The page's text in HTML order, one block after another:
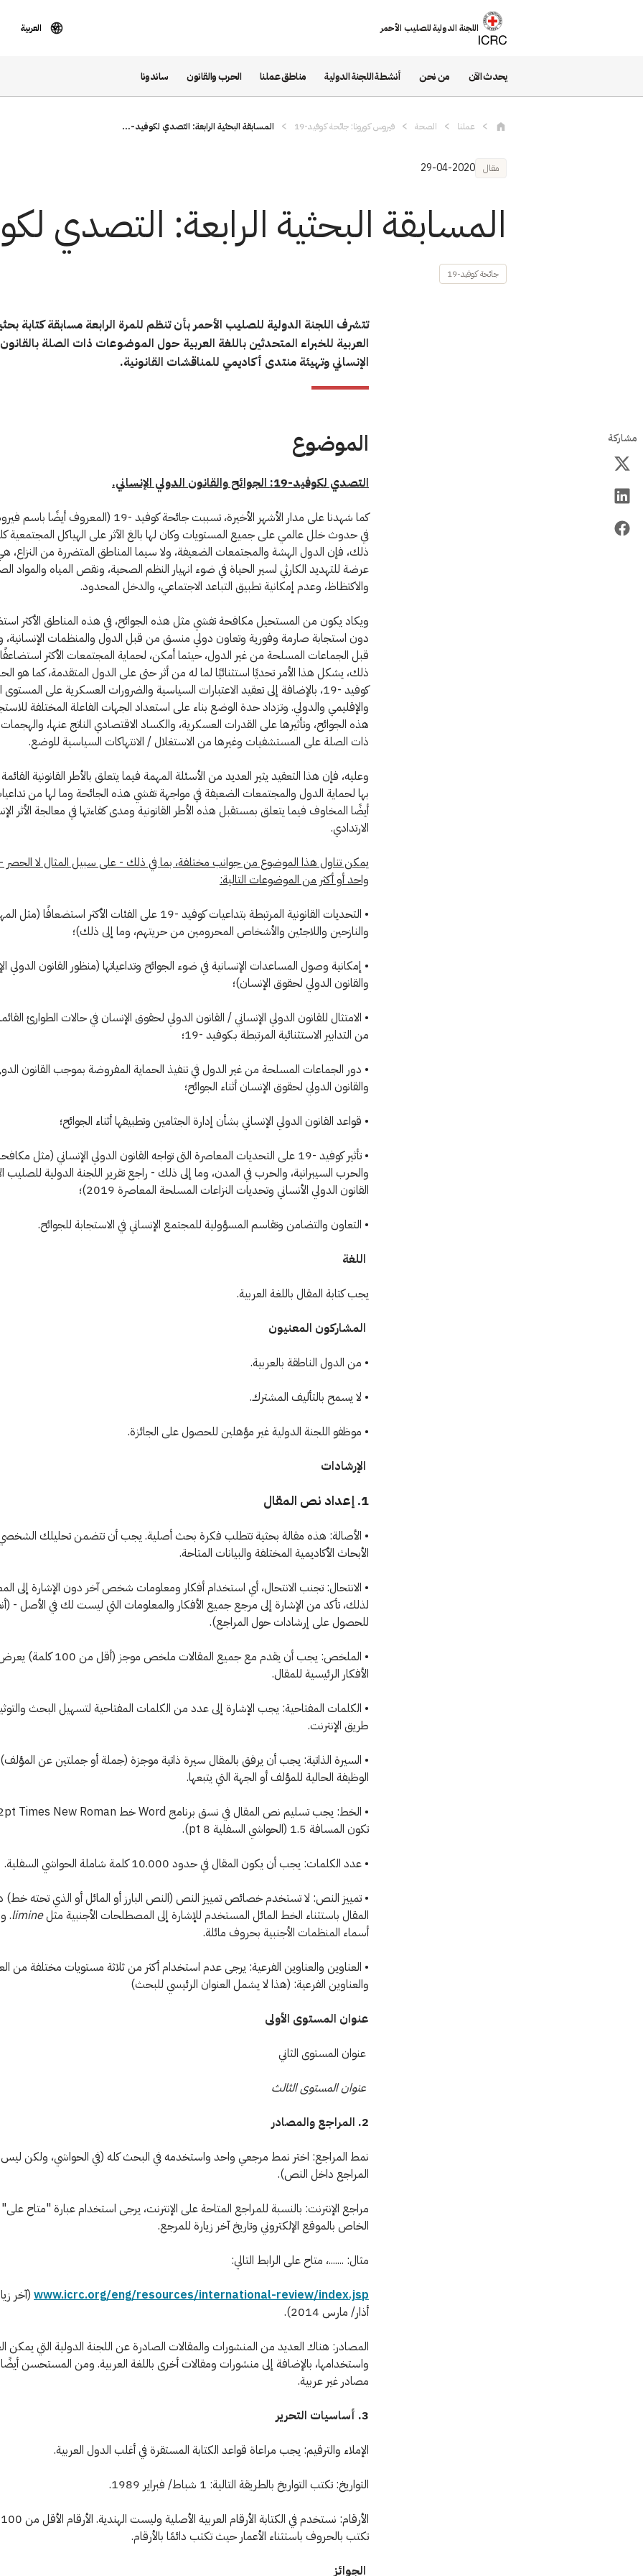
اللجنة الدولية للصليب الأحمر العربية
يحدث الآن من نحن أنشطة اللجنة الدولية مناطق عملنا الحرب والقانون ساندونا
عملنا الصحة فيروس كورونا: جائحة كوفيد-19 المسابقة البحثية الرابعة: التصدي لكوفيد-...
مقال 29-04-2020
المسابقة البحثية الرابعة: التصدي
جائحة كوفيد-19
تتشرف اللجنة الدولية للصليب الأحمر بأن تنظم للمرة الرابعة مسابقة كتابة
العربية للخبراء المتحدثين باللغة العربية حول الموضوعات ذات الصلة
الإنساني وتهيئة منتدى أكاديمي للمناقشات القانونية.
مشاركة الموضوع
التصدي لكوفيد-19: الجوائح والقانون الدولي الإنساني.
كما شهدنا على مدار الأشهر الأخيرة، تسببت جائحة كوفيد -19
في حدوث خلل عالمي على جميع المستويات وكان لها بالغ الآثر على الهياكل المجتمعية
ذلك، فإن الدول الهشة والمجتمعات الضعيفة، ولا سيما المناطق المتضررة من النزاع، هي
عرضة للتهديد الكارثي لسير الحياة في ضوء انهيار النظم الصحية، ونقص المياه والمواد
والاكتظاظ، وعدم إمكانية تطبيق التباعد الاجتماعي، والدخل المحدود.
ويكاد يكون من المستحيل مكافحة تفشي مثل هذه الجوائح، في هذه المناطق الأكثر
دون استجابة صارمة وفورية وتعاون دولي منسق من قبل الدول والمنظمات
قبل الجماعات المسلحة من غير الدول، حيثما أمكن، لحماية المجتمعات الأكثر
ذلك، يشكل هذا الأمر تحديًا استثنائيًا لما له من أثر حتى على الدول المتقدمة، كما هو
كوفيد -19، بالإضافة إلى تعقيد الاعتبارات السياسية والضرورات العسكرية على
والإقليمي والدولي. وتزداد حدة الوضع بناء على استعداد الجهات الفاعلة المختلفة
هذه الجوائح، وتأثيرها على القدرات العسكرية، والكساد الاقتصادي الناتج عنها، والهجمات
ذات الصلة على المستشفيات وغيرها من الاستغلال / الانتهاكات السياسية للوضع.
وعليه، فإن هذا التعقيد يثير العديد من الأسئلة المهمة فيما يتعلق بالأطر القانونية
بها لحماية الدول والمجتمعات الضعيفة في مواجهة تفشي هذه الجائحة وما لها من
أيضًا المخاوف فيما يتعلق بمستقبل هذه الأطر القانونية ومدى كفاءتها في معالجة الأثر
الارتدادي.
يمكن تناول هذا الموضوع من جوانب مختلفة، بما في ذلك - على سبيل المثال لا
واحد أو أكثر من الموضوعات التالية:
• التحديات القانونية المرتبطة بتداعيات كوفيد -19 على الفئات الأكثر
والنازحين واللاجئين والأشخاص المحرومين من حريتهم، وما إلى ذلك)؛
• إمكانية وصول المساعدات الإنسانية في ضوء الجوائح وتداعياتها (منظور القانون الدولي
والقانون الدولي لحقوق الإنسان)؛
• الامتثال للقانون الدولي الإنساني / القانون الدولي لحقوق الإنسان في حالات الطوارئ
من التدابير الاستثنائية المرتبطة بـكوفيد -19؛
• دور الجماعات المسلحة من غير الدول في تنفيذ الحماية المفروضة بموجب القانون
والقانون الدولي لحقوق الإنسان أثناء الجوائح؛
• قواعد القانون الدولي الإنساني بشأن إدارة الجثامين وتطبيقها أثناء الجوائح؛
• تأثير كوفيد -19 على التحديات المعاصرة التى تواجه القانون الدولي الإنساني (مثل
والحرب السيبرانية، والحرب في المدن، وما إلى ذلك - راجع تقرير اللجنة الدولية للصليب
القانون الدولي الأنساني وتحديات النزاعات المسلحة المعاصرة 2019)؛
• التعاون والتضامن وتقاسم المسؤولية للمجتمع الإنساني في الاستجابة للجوائح.
اللغة
يجب كتابة المقال باللغة العربية.
المشاركون المعنيون
• من الدول الناطقة بالعربية.
• لا يسمح بالتأليف المشترك.
• موظفو اللجنة الدولية غير مؤهلين للحصول على الجائزة.
الإرشادات
1. إعداد نص المقال
• الأصالة: هذه مقالة بحثية تتطلب فكرة بحث أصلية. يجب أن تتضمن تحليلك
الأبحاث الأكاديمية المختلفة والبيانات المتاحة.
• الانتحال: تجنب الانتحال، أي استخدام أفكار ومعلومات شخص آخر دون الإشارة إلى
لذلك، تأكد من الإشارة إلى مرجع جميع الأفكار والمعلومات التي ليست لك في الأصل -
للحصول على إرشادات حول المراجع).
• الملخص: يجب أن يقدم مع جميع المقالات ملخص
الأفكار الرئيسية للمقال.
• الكلمات المفتاحية: يجب الإشارة إلى عدد من الكلمات المفتاحية لتسهيل البحث
طريق الإنترنت.
• السيرة الذاتية: يجب أن يرفق بالمقال سيرة ذاتية موجزة (جملة أو جملتين عن
الوظيفة الحالية للمؤلف أو الجهة التي يتبعها.
تكون المسافة 1.5 (الحواشي السفلية 8 pt).
• عدد الكلمات: يجب أن يكون المقال في حدود 10.000 كلمة شاملة الحواشي السفلية.
• تمييز النص: لا تستخدم خصائص تمييز النص (النص البارز أو المائل أو الذي تحته
المقال باستثناء الخط المائل المستخدم للإشارة إلى المصطلحات الأجنبية مثلlimine
.
أسماء المنظمات الأجنبية بحروف مائلة.
• العناوين والعناوين الفرعية: يرجى عدم استخدام أكثر من ثلاثة مستويات مختلفة من
والعناوين الفرعية: (هذا لا يشمل العنوان الرئيسي للبحث)
عنوان المستوى الأولى
عنوان المستوى الثاني
عنوان المستوى الثالث
2. المراجع والمصادر
نمط المراجع: اختر نمط مرجعي واحد واستخدمه في البحث كله (في الحواشي، ولكن ليس
المراجع داخل النص).
مراجع الإنترنت: بالنسبة للمراجع المتاحة على الإنترنت، يرجى استخدام عبارة "متاح على"
الخاص بالموقع الإلكتروني وتاريخ آخر زيارة للمرجع.
مثال: .......، متاح على الرابط التالي:
www.icrc.org/eng/resources/international-review/index.jsp (آخر
أذار/ مارس 2014).
المصادر: هناك العديد من المنشورات والمقالات الصادرة عن اللجنة الدولية التي يمكن
واستخدامها، بالإضافة إلى منشورات ومقالات أخرى باللغة العربية. ومن المستحسن
مصادر غير عربية.
3. أساسيات التحرير
الإملاء والترقيم: يجب مراعاة قواعد الكتابة المستقرة في أغلب الدول العربية.
التواريخ: تكتب التواريخ بالطريقة التالية: 1 شباط/ فبراير 1989.
تكتب بالحروف باستثناء الأعمار حيث تكتب دائمًا بالأرقام.
الجوائز